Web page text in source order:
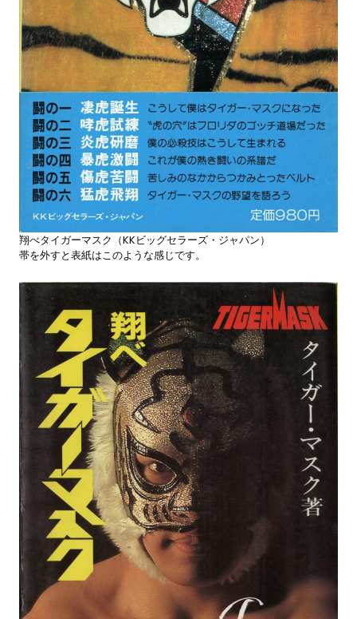
翔べタイガーマスク（KKビッグセラーズ・ジャパン）
帯を外すと表紙はこのような感じです。